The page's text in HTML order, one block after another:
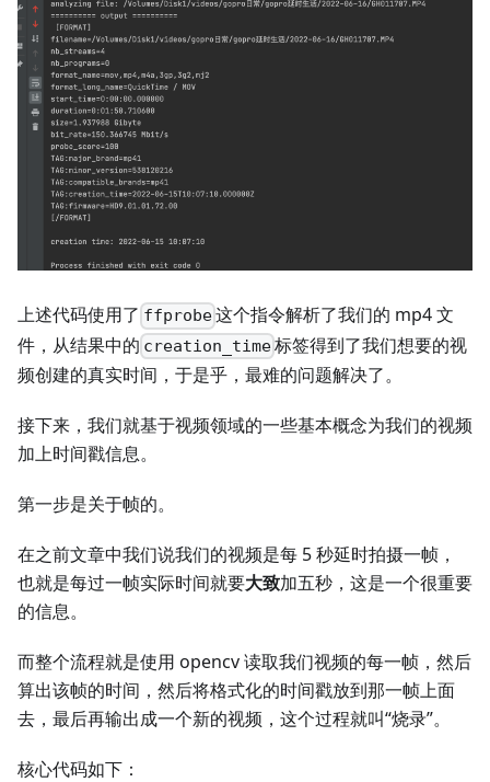
上述代码使用了 ffprobe这个指令解析了我们的 mp4 文
件，从结果中的 creation_time标签得到了我们想要的视
频创建的真实时间，于是乎，最难的问题解决了。
接下来，我们就基于视频领域的一些基本概念为我们的视频
加上时间戳信息。
第一步是关于帧的。
在之前文章中我们说我们的视频是每 5 秒延时拍摄一帧，
也就是每过一帧实际时间就要大致加五秒，这是一个很重要
的信息。
而整个流程就是使用 opencv 读取我们视频的每一帧，然后
算出该帧的时间，然后将格式化的时间戳放到那一帧上面
去，最后再输出成一个新的视频，这个过程就叫“烧录”。
核心代码如下：